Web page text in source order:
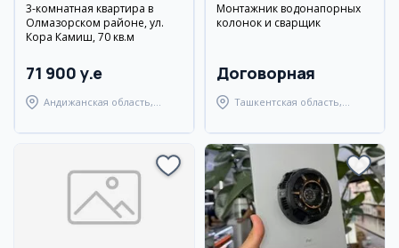
3-комнатная квартира в
Олмазорском районе, ул.
Кора Камиш, 70 кв.м
71 900 y.e
Андижанская область,
Монтажник водонапорных
колонок и сварщик
Договорная
Ташкентская область,